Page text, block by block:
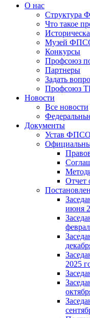
О нас
Структура
Что такое
Музей
Конкурсы
Профсоюз
Партнеры
Задать
Профсоюз
Новости
Все новости
Документы
Устав ФПСО
Отчет
июня
2025